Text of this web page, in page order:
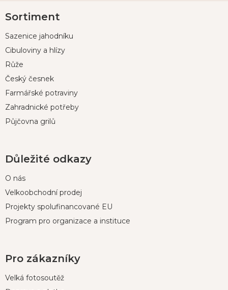
á
a
Sortiment
Sazenice jahodníku
Cibuloviny a hlízy
Růže
Český česnek
Farmářské potraviny
Zahradnické potřeby
Půjčovna grilů
Důležité odkazy
O nás
Velkoobchodní prodej
Projekty spolufinancované EU
Program pro organizace a instituce
Pro zákazníky
Velká fotosoutěž